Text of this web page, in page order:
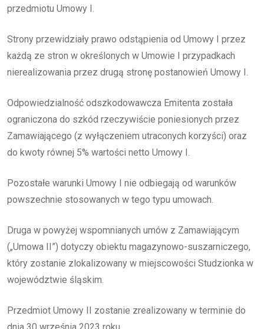
przedmiotu Umowy I.
Strony przewidziały prawo odstąpienia od Umowy I przez
każdą ze stron w określonych w Umowie I przypadkach
nierealizowania przez drugą stronę postanowień Umowy I.
Odpowiedzialność odszkodowawcza Emitenta została
ograniczona do szkód rzeczywiście poniesionych przez
Zamawiającego (z wyłączeniem utraconych korzyści) oraz
do kwoty równej 5% wartości netto Umowy I.
Pozostałe warunki Umowy I nie odbiegają od warunków
powszechnie stosowanych w tego typu umowach.
Druga w powyżej wspomnianych umów z Zamawiającym
(„Umowa II”) dotyczy obiektu magazynowo-suszarniczego,
który zostanie zlokalizowany w miejscowości Studzionka w
województwie śląskim.
Przedmiot Umowy II zostanie zrealizowany w terminie do
dnia 30 września 2023 roku.